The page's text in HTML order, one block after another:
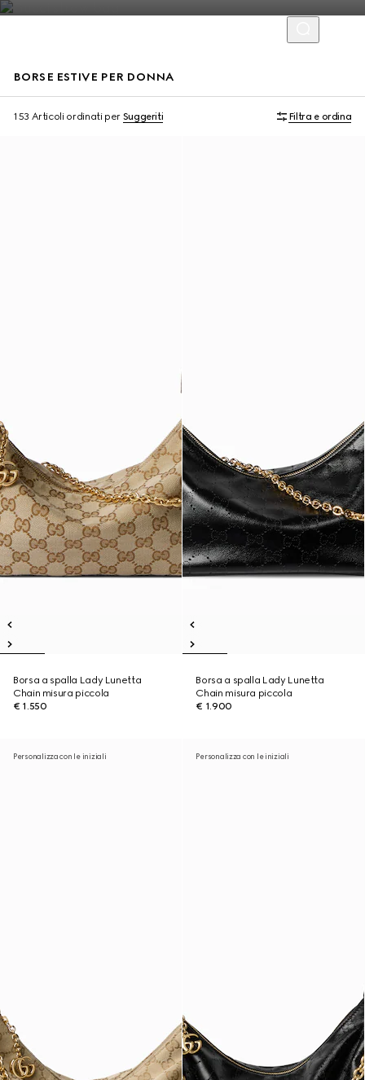
BORSE ESTIVE PER DONNA
153 Articoli ordinati per Suggeriti Filtra e ordina
Personalizza con le iniziali
Borsa a spalla Lady Lunetta
Chain misura piccola
€ 1.550
Personalizza con le iniziali
Borsa a spalla Lady Lunetta
Chain misura piccola
€ 1.900
Personalizza con le iniziali Personalizza con le iniziali